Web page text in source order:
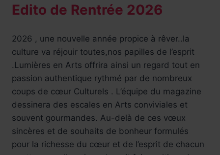
Edito de Rentrée 2026
2026 , une nouvelle année propice à rêver..la
culture va réjouir toutes,nos papilles de l’esprit
.Lumières en Arts offrira ainsi un regard tout en
passion authentique rythmé par de nombreux
coups de cœur Culturels . L’équipe du magazine
dessinera des escales en Arts conviviales et
souvent gourmandes. Au-delà de ces vœux
sincères et de souhaits de bonheur formulés
pour la richesse du cœur et de l’esprit de chacun